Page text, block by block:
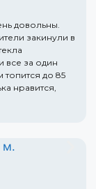
довольны.
закинули в
все за один
топится до 85
нравится,